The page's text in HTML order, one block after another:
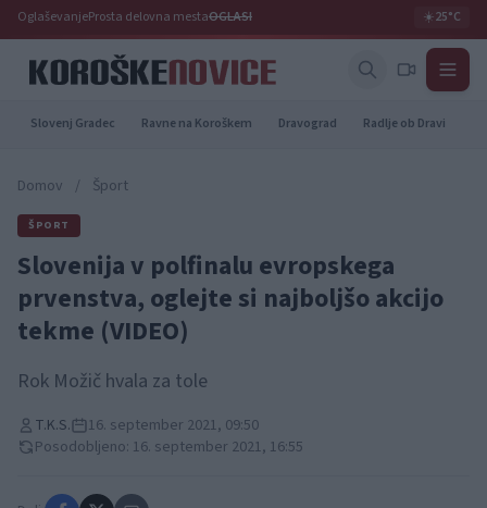
OglaševanjeProsta delovna mestaOGLASI ☀️25°C
Slovenj Gradec Ravne na Koroškem Dravograd Radlje ob Dravi
Domov / Šport
ŠPORT
Slovenija v polfinalu evropskega
prvenstva, oglejte si najboljšo akcijo
tekme (VIDEO)
Rok Možič hvala za tole
T.K.S.
16. september 2021, 09:50
Posodobljeno: 16. september 2021, 16:55